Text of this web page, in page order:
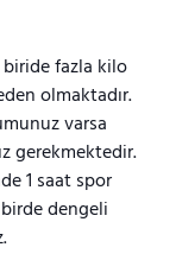
fazla kilo
olmaktadır.
varsa
gerekmektedir.
1 saat spor
dengeli